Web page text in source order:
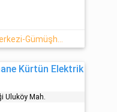
Kürtün Elektrik
Uluköy Mah.